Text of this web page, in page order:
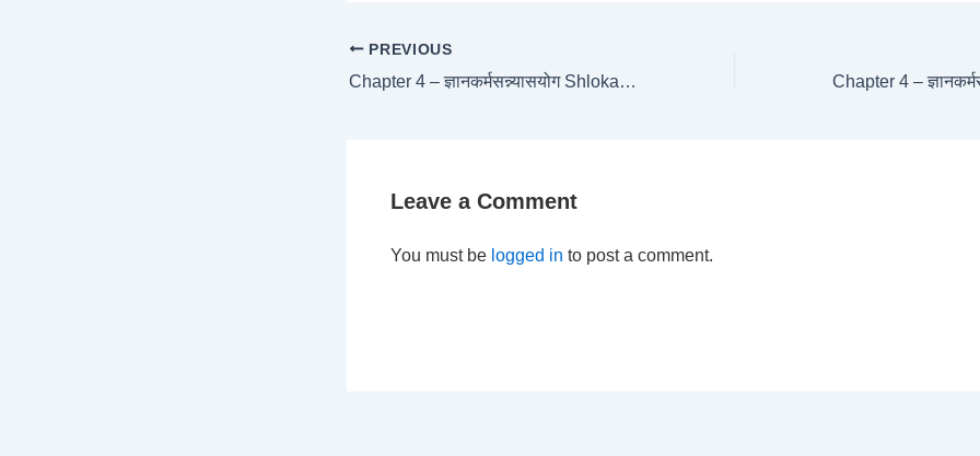
PREVIOUS
Chapter 4 – ज्ञानकर्मसन्न्यासयोग Shloka-29-30
Leave a Comment
You must be logged in to post a comment.